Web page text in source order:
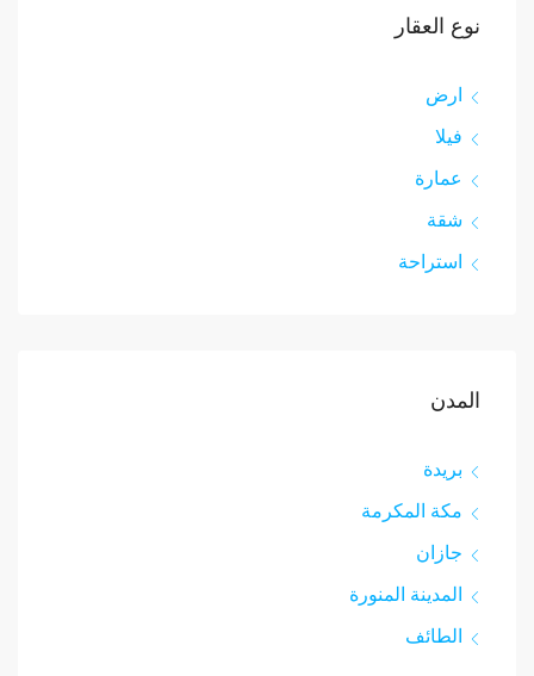
نوع العقار
ارض
فيلا
عمارة
شقة
استراحة
المدن
بريدة
مكة المكرمة
جازان
المدينة المنورة
الطائف